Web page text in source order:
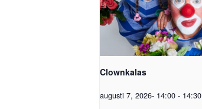
Clownkalas
augusti 7, 2026- 14:00 - 14:30